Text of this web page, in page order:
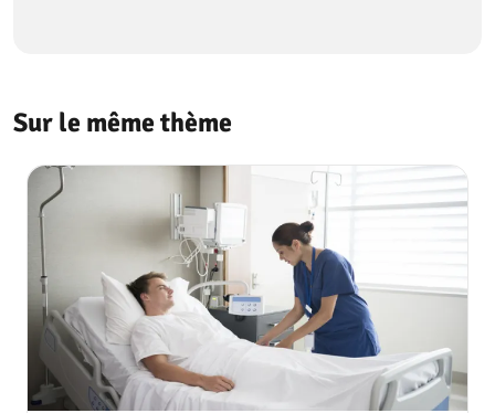
Sur le même thème